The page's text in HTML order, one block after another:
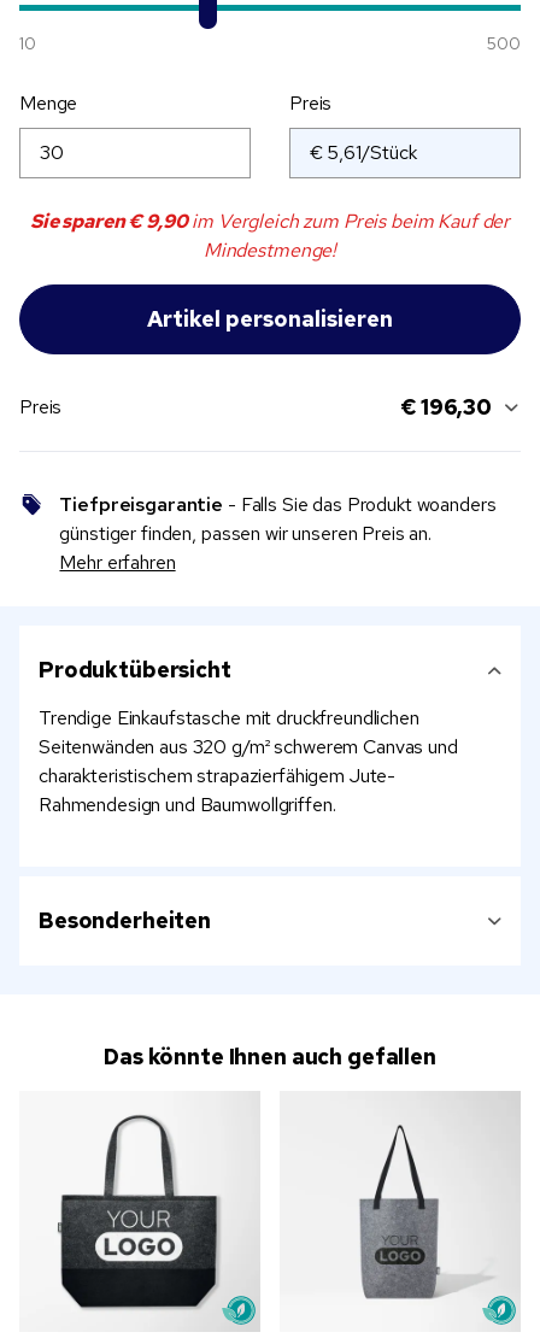
10 500
Menge Preis
Sie sparen€ 9,90im Vergleich zum Preis beim Kauf der
Mindestmenge!
Preis € 196,30
Tiefpreisgarantie - Falls Sie das Produkt woanders
günstiger finden, passen wir unseren Preis an.
Mehr erfahren
Produktübersicht
Trendige Einkaufstasche mit druckfreundlichen
Seitenwänden aus 320 g/m² schwerem Canvas und
charakteristischem strapazierfähigem Jute-
Rahmendesign und Baumwollgriffen.
Besonderheiten
Das könnte Ihnen auch gefallen